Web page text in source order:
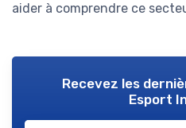
aider à comprendre ce
Recevez les
Esport